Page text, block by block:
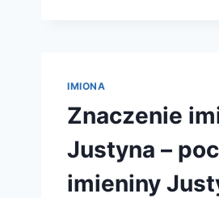
IMIONA
Znaczenie
Justyna –
imieniny